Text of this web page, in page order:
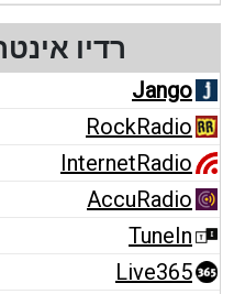
רדיו
Jango
RockRadio
InternetRadio
AccuRadio
TuneIn
Live365